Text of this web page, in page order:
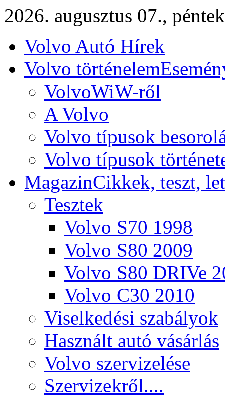
2026. augusztus 07., péntek
Volvo Autó Hírek
Volvo történelem
VolvoWiW-ről
A Volvo
Volvo típusok
Volvo típusok
MagazinCikkek, teszt,
Tesztek
Volvo S70 1998
Volvo S80 2009
Volvo S80 DRIVe
Volvo C30 2010
Viselkedési szabályok
Használt autó vásárlás
Volvo szervizelése
Szervizekről....